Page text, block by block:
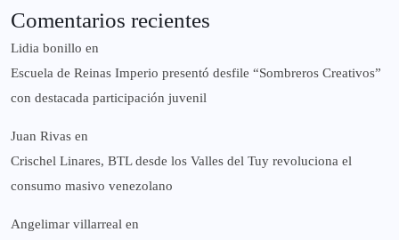
Comentarios recientes
Lidia bonillo en
Escuela de Reinas Imperio presentó desfile “Sombreros Creativos”
con destacada participación juvenil
Juan Rivas en
Crischel Linares, BTL desde los Valles del Tuy revoluciona el
consumo masivo venezolano
Angelimar villarreal en